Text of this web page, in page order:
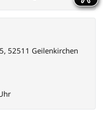
52511 Geilenkirchen